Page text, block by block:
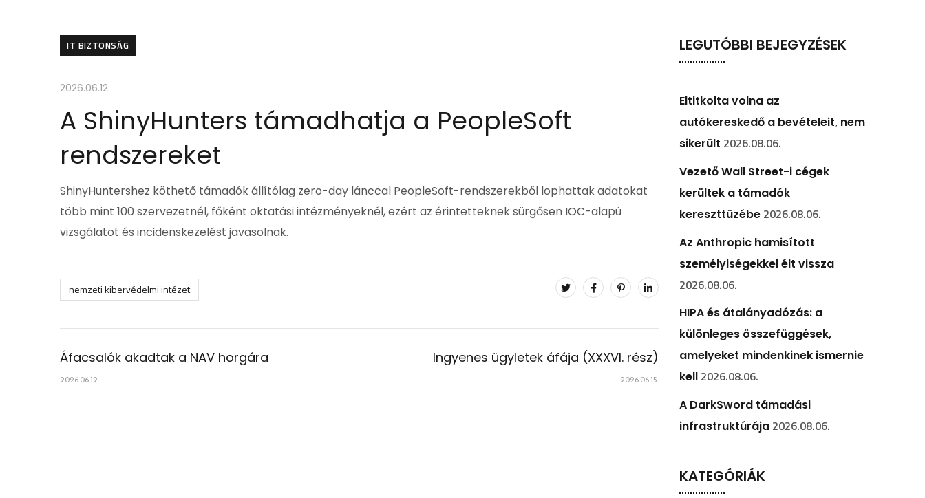
IT BIZTONSÁG
2026.06.12.
A ShinyHunters támadhatja a PeopleSoft
rendszereket
ShinyHuntershez köthető támadók állítólag zero-day lánccal PeopleSoft-rendszerekből lophattak adatokat
több mint 100 szervezetnél, főként oktatási intézményeknél, ezért az érintetteknek sürgősen IOC-alapú
vizsgálatot és incidenskezelést javasolnak.
nemzeti kibervédelmi intézet
Áfacsalók akadtak a NAV horgára
2026.06.12.
Ingyenes ügyletek áfája (XXXVI. rész)
2026.06.15.
LEGUTÓBBI BEJEGYZÉSEK
Eltitkolta volna az
autókereskedő a bevételeit, nem
sikerült 2026.08.06.
Vezető Wall Street-i cégek
kerültek a támadók
kereszttüzébe 2026.08.06.
Az Anthropic hamisított
személyiségekkel élt vissza
2026.08.06.
HIPA és átalányadózás: a
különleges összefüggések,
amelyeket mindenkinek ismernie
kell 2026.08.06.
A DarkSword támadási
infrastruktúrája 2026.08.06.
KATEGÓRIÁK